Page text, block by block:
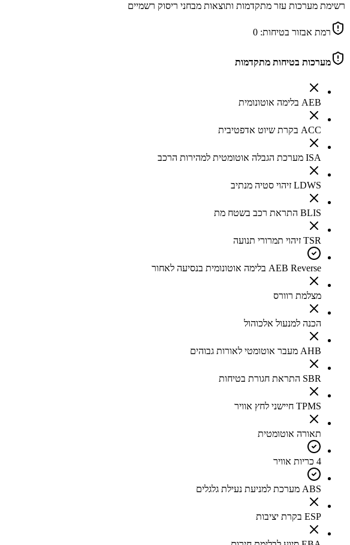
רשימת מערכות עזר מתקדמות ותוצאות מבחני ריסוק רשמיים
רמת אבזור בטיחות: 0
מערכות בטיחות מתקדמות
AEB בלימה אוטונומית
ACC בקרת שיוט אדפטיבית
ISA מערכת הגבלה אוטומטית למהירות הרכב
LDWS זיהוי סטיה מנתיב
BLIS התראת רכב בשטח מת
TSR זיהוי תמרורי תנועה
AEB Reverse בלימה אוטונומית בנסיעה לאחור
מצלמת רוורס
הכנה למנעול אלכוהול
AHB מעבר אוטומטי לאורות גבוהים
SBR התראת חגורת בטיחות
TPMS חיישני לחץ אוויר
תאורה אוטומטית
4 כריות אוויר
ABS מערכת למניעת נעילת גלגלים
ESP בקרת יציבות